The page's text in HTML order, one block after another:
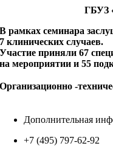
ГБУЗ
В рамках семинара
7 клинических случаев.
Участие приняли 67
на мероприятии и 55
Организационно -
Дополнительная
+7 (495) 797-62-92